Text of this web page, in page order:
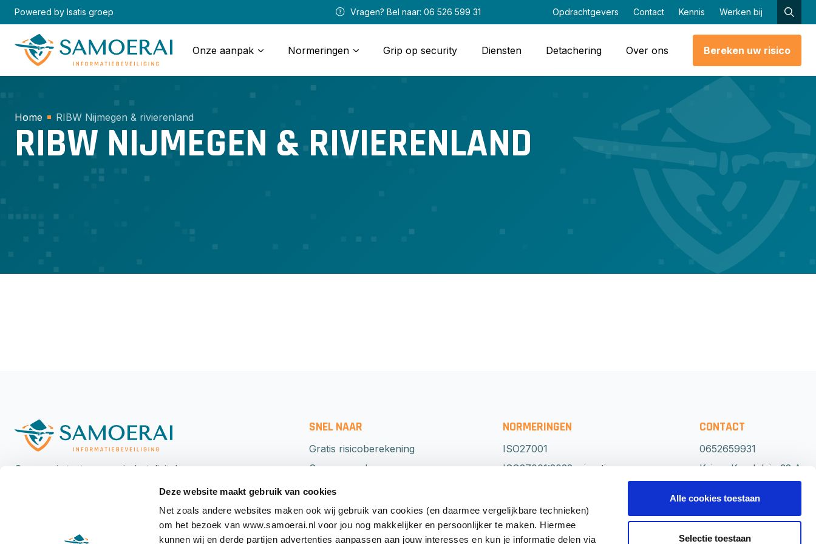
Deze website maakt gebruik van cookies
Net zoals andere websites maken ook wij gebruik van cookies (en daarmee vergelijkbare technieken)
om het bezoek van www.samoerai.nl voor jou nog makkelijker en persoonlijker te maken. Hiermee
kunnen wij en derde partijen advertenties aanpassen aan jouw interesses en kun je informatie delen via
Alle cookies toestaan
Selectie toestaan
Skip
to
content
Powered by Isatis groep Vragen? Bel naar: 06 526 599 31 Opdrachtgevers Contact Kennis Werken bij
Onze aanpak Normeringen Grip op security Diensten Detachering Over ons Bereken uw risico
Home RIBW Nijmegen & rivierenland
RIBW NIJMEGEN & RIVIERENLAND
Samoerai staat voorop in het digitale
voor informatiebeveiliging, versterkt door
hands-on verandermanagement.
SNEL NAAR
Gratis risicoberekening
Onze aanpak
Normeringen
Detachering
Grip op security
NORMERINGEN
ISO27001
ISO27001:2022 migratie
BIO
ISO22301
CONTACT
0652659931
Keizer Karelplein 32 A